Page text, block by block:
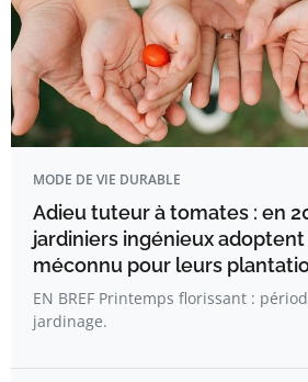
MODE DE VIE DURABLE
Adieu tuteur à tomates : en
jardiniers ingénieux
méconnu pour leurs
EN BREF Printemps florissant :
jardinage.